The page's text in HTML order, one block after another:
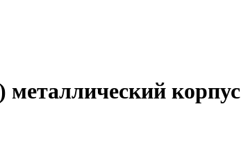
корпус